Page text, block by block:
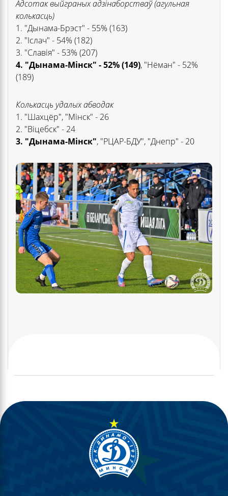
Адсотак выйграных адзінаборстваў (агульная
колькасць)
1. "Дынама-Брэст" - 55% (163)
2. "Іслач" - 54% (182)
3. "Славія" - 53% (207)
4. "Дынама-Мінск" - 52% (149), "Нёман" - 52%
(189)
Колькасць удалых абводак
1. "Шахцёр", "Мінск" - 26
2. "Віцебск" - 24
3. "Дынама-Мінск", "РЦАР-БДУ", "Днепр" - 20